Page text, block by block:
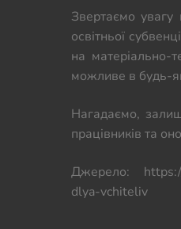
Звертаємо
освітньої
на матеріально-
можливе в будь-
Нагадаємо,
працівників та
Джерело: https://
dlya-vchiteliv